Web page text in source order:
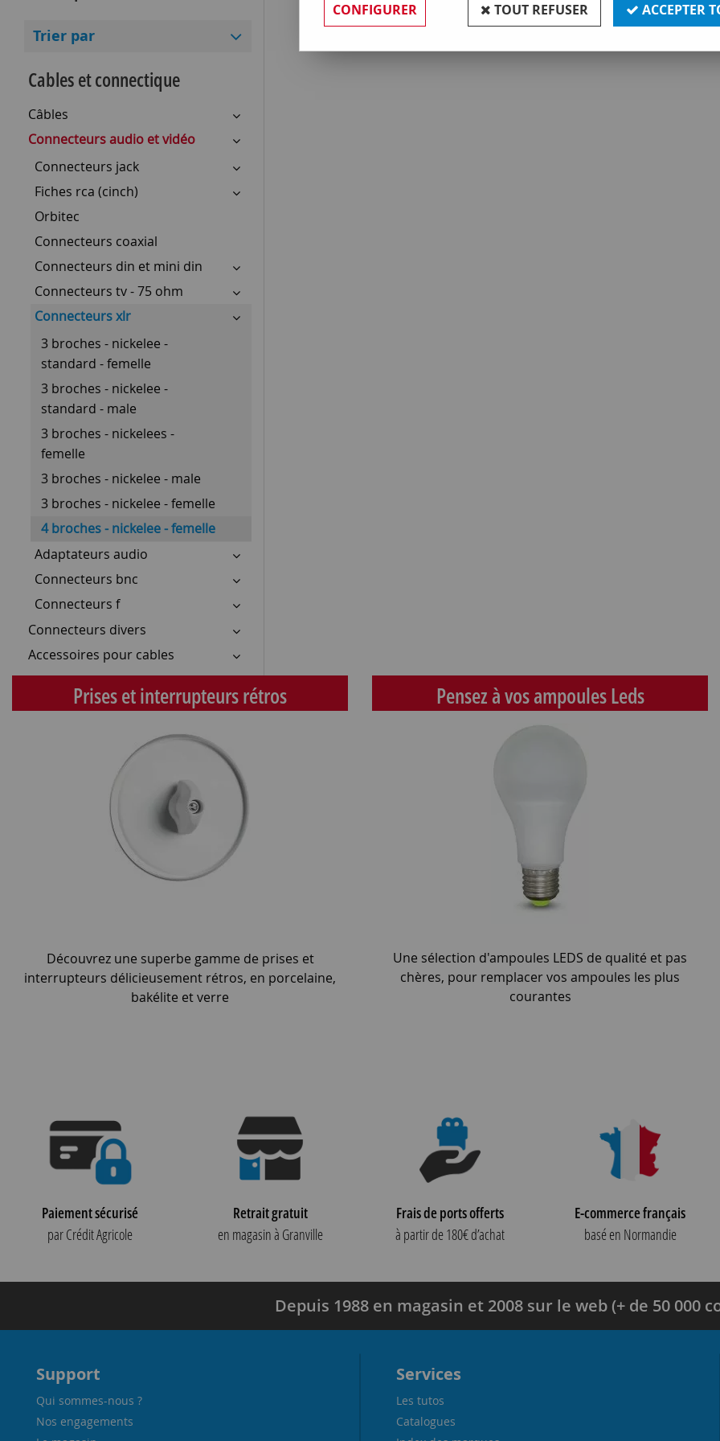
Trier par
Cables et connectique
Câbles
Connecteurs audio et vidéo
Connecteurs jack
Fiches rca (cinch)
Orbitec
Connecteurs coaxial
Connecteurs din et mini din
Connecteurs tv - 75 ohm
Connecteurs xlr
3 broches - nickelee -
standard - femelle
3 broches - nickelee -
standard - male
3 broches - nickelees -
femelle
3 broches - nickelee - male
3 broches - nickelee - femelle
4 broches - nickelee - femelle
Adaptateurs audio
Connecteurs bnc
Connecteurs f
Connecteurs divers
Accessoires pour cables
Prises et interrupteurs rétros
Découvrez une superbe gamme de prises et
interrupteurs délicieusement rétros, en porcelaine,
bakélite et verre
Pensez à vos ampoules Leds
Une sélection d'ampoules LEDS de qualité et pas
chères, pour remplacer vos ampoules les plus
courantes
Paiement sécurisé
par Crédit Agricole
Retrait gratuit
en magasin à Granville
Frais de ports offerts
à partir de 180€ d’achat
E-commerce français
basé en Normandie
Depuis 1988 en magasin et 2008 sur le web (+ de 50 000
Support
Qui sommes-nous ?
Nos engagements
Services
Les tutos
Catalogues
CONFIGURER TOUT REFUSER ACCEPTER